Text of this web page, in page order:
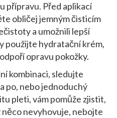
přípravu. Před aplikací
obličej jemným čisticím
a umožnili lepší
použijte hydratační krém,
opravu pokožky.
kombinaci, sledujte
po, nebo jednoduchý
pleti, vám pomůže zjistit,
nevyhovuje, nebojte